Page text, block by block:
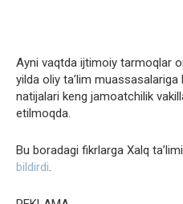
Ayni vaqtda ijtimoiy tarmoqlar
yilda oliy ta’lim
natijalari keng jamoatchilik
etilmoqda.
Bu boradagi fikrlarga Xalq
bildirdi.